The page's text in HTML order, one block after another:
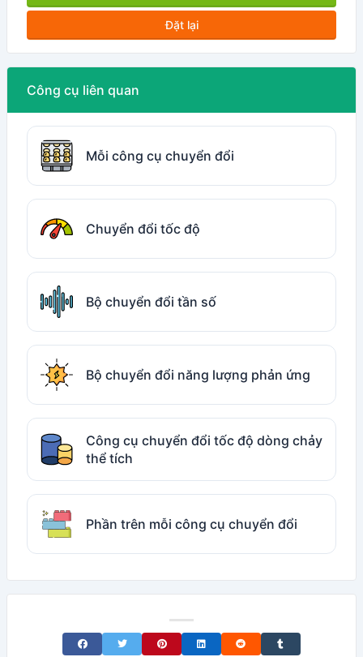
Đặt lại
Công cụ liên quan
Mỗi công cụ chuyển đổi
Chuyển đổi tốc độ
Bộ chuyển đổi tần số
Bộ chuyển đổi năng lượng phản ứng
Công cụ chuyển đổi tốc độ dòng chảy
thể tích
Phần trên mỗi công cụ chuyển đổi
Share on Facebook
Share on TwitterShare on Pinterest
Share on LinkedIn
Share on RedditShare on Tumblr